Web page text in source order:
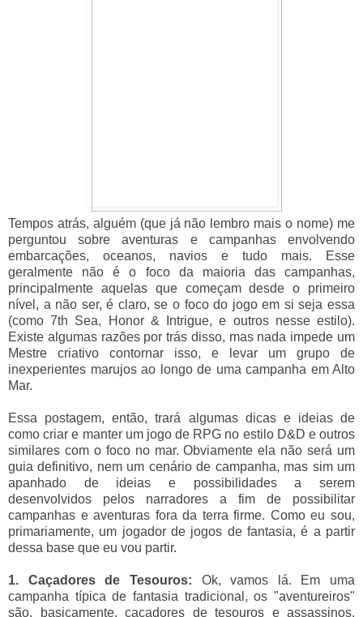
Tempos atrás, alguém (que já não lembro mais o nome) me
perguntou sobre aventuras e campanhas envolvendo
embarcações, oceanos, navios e tudo mais. Esse
geralmente não é o foco da maioria das campanhas,
principalmente aquelas que começam desde o primeiro
nível, a não ser, é claro, se o foco do jogo em si seja essa
(como 7th Sea, Honor & Intrigue, e outros nesse estilo).
Existe algumas razões por trás disso, mas nada impede um
Mestre criativo contornar isso, e levar um grupo de
inexperientes marujos ao longo de uma campanha em Alto
Mar.
Essa postagem, então, trará algumas dicas e ideias de
como criar e manter um jogo de RPG no estilo D&D e outros
similares com o foco no mar. Obviamente ela não será um
guia definitivo, nem um cenário de campanha, mas sim um
apanhado de ideias e possibilidades a serem
desenvolvidos pelos narradores a fim de possibilitar
campanhas e aventuras fora da terra firme. Como eu sou,
primariamente, um jogador de jogos de fantasia, é a partir
dessa base que eu vou partir.
1. Caçadores de Tesouros: Ok, vamos lá. Em uma
campanha típica de fantasia tradicional, os "aventureiros"
são, basicamente, caçadores de tesouros e assassinos.